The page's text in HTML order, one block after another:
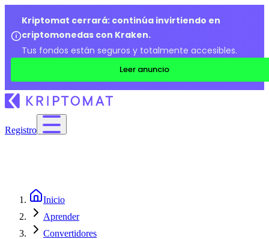
Kriptomat cerrará: continúa invirtiendo en
criptomonedas con Kraken.
Tus fondos están seguros y totalmente accesibles.
Leer anuncio
Registro
Inicio
Aprender
Convertidores